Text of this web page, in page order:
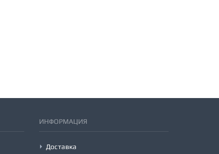
ИНФОРМАЦИЯ
Доставка